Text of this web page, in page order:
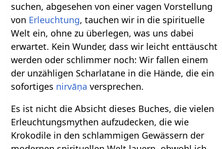
suchen, abgesehen von einer vagen Vorstellung
von Erleuchtung, tauchen wir in die spirituelle
Welt ein, ohne zu überlegen, was uns dabei
erwartet. Kein Wunder, dass wir leicht enttäuscht
werden oder schlimmer noch: Wir fallen einem
der unzähligen Scharlatane in die Hände, die ein
sofortiges nirvāṇa versprechen.
Es ist nicht die Absicht dieses Buches, die vielen
Erleuchtungsmythen aufzudecken, die wie
Krokodile in den schlammigen Gewässern der